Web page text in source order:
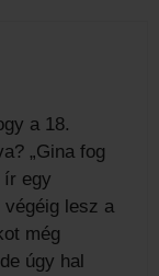
a 18.
„Gina fog
ír egy
lesz a
még
úgy hal